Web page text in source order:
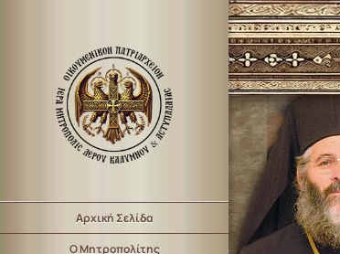
Αρχική Σελίδα
Ο Μητροπολίτης